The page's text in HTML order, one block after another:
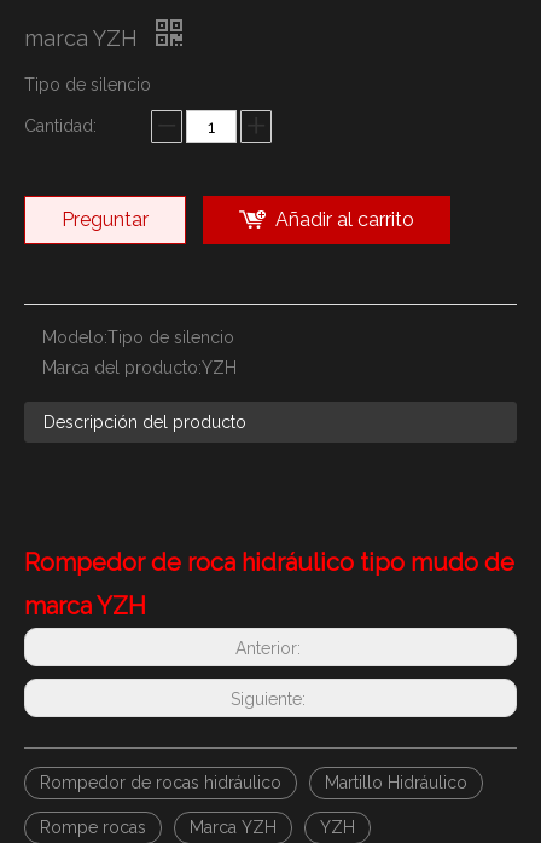
marca YZH
Tipo de silencio
Cantidad:
Preguntar Añadir al carrito
Modelo:Tipo de silencio
Marca del producto:YZH
Descripción del producto
Rompedor de roca hidráulico tipo mudo de
marca YZH
Anterior:
Siguiente:
Rompedor de rocas hidráulico Martillo Hidráulico
Rompe rocas Marca YZH YZH